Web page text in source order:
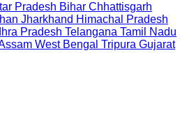
Pradesh Bihar Chhattisgarh
Jharkhand Himachal Pradesh
Pradesh Telangana Tamil Nadu
West Bengal Tripura Gujarat